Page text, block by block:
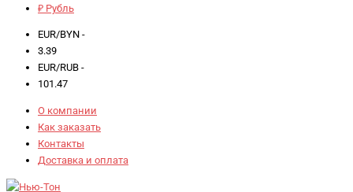
₽ Рубль
EUR/BYN -
3.39
EUR/RUB -
101.47
О компании
Как заказать
Контакты
Доставка и оплата